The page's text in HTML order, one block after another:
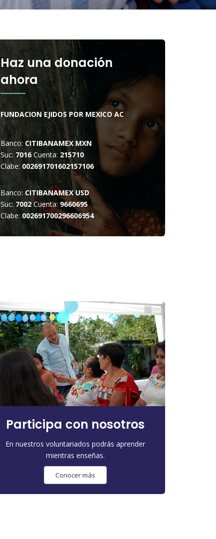
Haz una donación
ahora
FUNDACION EJIDOS POR MEXICO AC
Banco: CITIBANAMEX MXN
Suc: 7016Cuenta: 215710
Clabe: 002691701602157106
Banco:CITIBANAMEX USD
Suc: 7002Cuenta: 9660695
Clabe: 002691700296606954
Participa con nosotros
En nuestros voluntariados podrás aprender
mientras enseñas.
Conocer más